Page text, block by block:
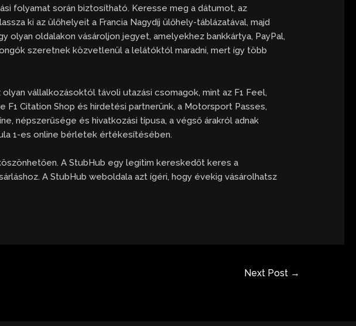
folyamat során biztosítható. Keresse meg a dátumot, az
ki az ülőhelyeit a Francia Nagydíj ülőhely-táblázatával, majd
oldalakon vásároljon jegyet, amelyekhez bankkártya, PayPal,
szeretnek közvetlenül a lelátóktól maradni, mert így több
vállalkozásoktól távoli utazási csomagok, mint az F1 Feel,
Citation Shop és hirdetési partnerünk, a Motorsport Passes,
népszerűsége és hivatkozási típusa, a végső árakról adnak
1-es online bérletek értékesítésében.
A StubHub egy legitim kereskedőt keres a
A StubHub weboldala azt ígéri, hogy évekig vásárolhatsz
Next Post →